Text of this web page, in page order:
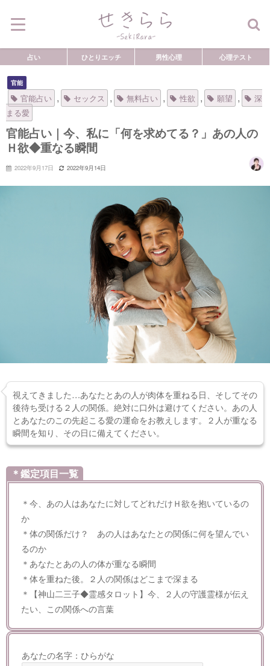
占い ひとりエッチ 男性心理 心理テスト
官能
官能占い , セックス , 無料占い , 性欲 , 願望 ,
深
まる愛
官能占い｜今、私に「何を求めてる？」あの人の
Ｈ欲◆重なる瞬間
2022年9月17日 2022年9月14日
視えてきました…あなたとあの人が肉体を重ねる日、そしてその
後待ち受ける２人の関係。絶対に口外は避けてください。あの人
とあなたのこの先起こる愛の運命をお教えします。２人が重なる
瞬間を知り、その日に備えてください。
＊鑑定項目一覧
＊今、あの人はあなたに対してどれだけＨ欲を抱いているの
か
＊体の関係だけ？ あの人はあなたとの関係に何を望んでい
るのか
＊あなたとあの人の体が重なる瞬間
＊体を重ねた後。２人の関係はどこまで深まる
＊【神山二三子◆霊感タロット】今、２人の守護霊様が伝え
たい、この関係への言葉
あなたの名字：ひらがな